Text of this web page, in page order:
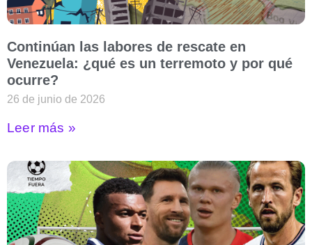
Continúan las labores de rescate en
Venezuela: ¿qué es un terremoto y por qué
ocurre?
26 de junio de 2026
Leer más »